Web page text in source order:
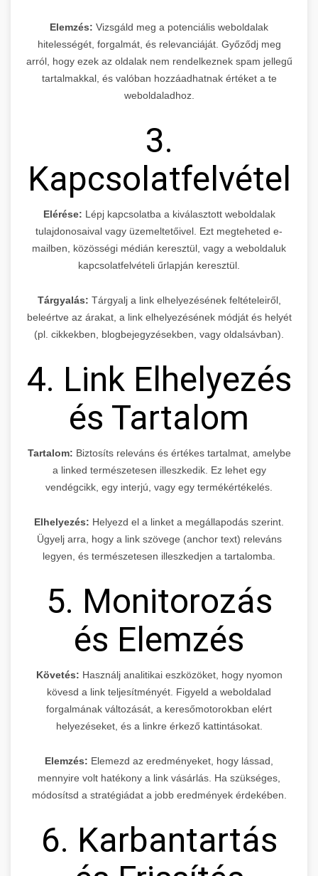
Elemzés: Vizsgáld meg a potenciális weboldalak
hitelességét, forgalmát, és relevanciáját. Győződj meg
arról, hogy ezek az oldalak nem rendelkeznek spam jellegű
tartalmakkal, és valóban hozzáadhatnak értéket a te
weboldaladhoz.
3.
Kapcsolatfelvétel
Elérése: Lépj kapcsolatba a kiválasztott weboldalak
tulajdonosaival vagy üzemeltetőivel. Ezt megteheted e-
mailben, közösségi médián keresztül, vagy a weboldaluk
kapcsolatfelvételi űrlapján keresztül.
Tárgyalás: Tárgyalj a link elhelyezésének feltételeiről,
beleértve az árakat, a link elhelyezésének módját és helyét
(pl. cikkekben, blogbejegyzésekben, vagy oldalsávban).
4. Link Elhelyezés
és Tartalom
Tartalom: Biztosíts releváns és értékes tartalmat, amelybe
a linked természetesen illeszkedik. Ez lehet egy
vendégcikk, egy interjú, vagy egy termékértékelés.
Elhelyezés: Helyezd el a linket a megállapodás szerint.
Ügyelj arra, hogy a link szövege (anchor text) releváns
legyen, és természetesen illeszkedjen a tartalomba.
5. Monitorozás
és Elemzés
Követés: Használj analitikai eszközöket, hogy nyomon
kövesd a link teljesítményét. Figyeld a weboldalad
forgalmának változását, a keresőmotorokban elért
helyezéseket, és a linkre érkező kattintásokat.
Elemzés: Elemezd az eredményeket, hogy lássad,
mennyire volt hatékony a link vásárlás. Ha szükséges,
módosítsd a stratégiádat a jobb eredmények érdekében.
6. Karbantartás